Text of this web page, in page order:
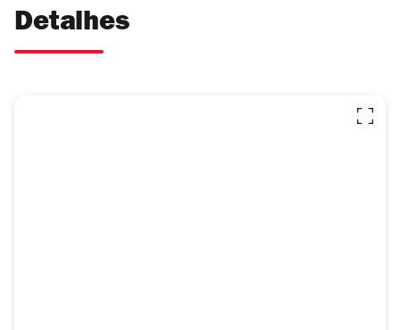
Detalhes